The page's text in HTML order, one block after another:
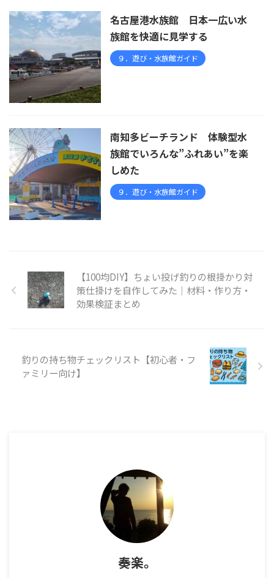
名古屋港水族館 日本一広い水
族館を快適に見学する
９．遊び・水族館ガイド
南知多ビーチランド 体験型水
族館でいろんな”ふれあい”を楽
しめた
９．遊び・水族館ガイド
【100均DIY】ちょい投げ釣りの根掛かり対
策仕掛けを自作してみた｜材料・作り方・
効果検証まとめ
釣りの持ち物チェックリスト【初心者・フ
ァミリー向け】
奏楽。